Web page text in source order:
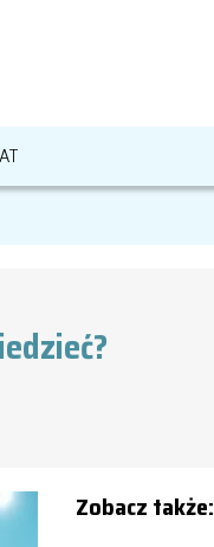
Zobacz także: